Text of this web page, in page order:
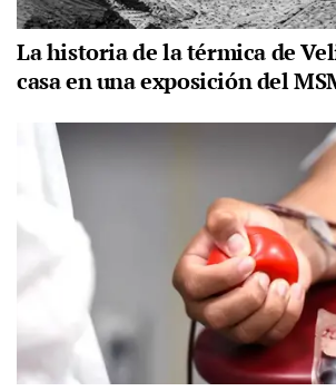
La historia de la térmica de
casa en una exposición del